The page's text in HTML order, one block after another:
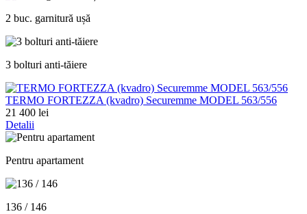
2 buc. garnitură ușă
3 bolturi anti-tăiere
ТЕRMO FORTEZZA (kvadro) Securemme MODEL 563/556
21 400 lei
Detalii
Pentru apartament
136 / 146